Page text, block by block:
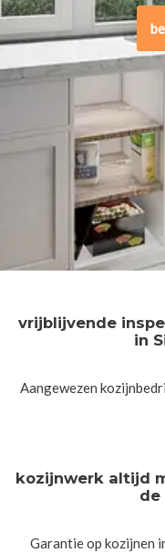
vrijblijvende
in
Aangewezen
kozijnwerk altijd
de
Garantie op kozijnen